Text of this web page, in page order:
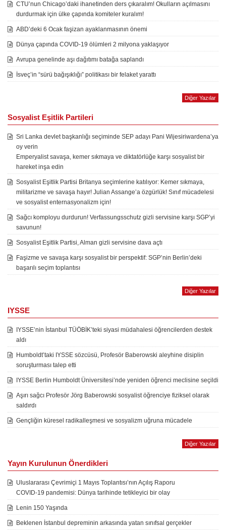
CTU’nun Chicago’daki ihanetinden ders çıkaralım! Okulların açılmasını
durdurmak için ülke çapında komiteler kuralım!
ABD’deki 6 Ocak faşizan ayaklanmasının önemi
Dünya çapında COVID-19 ölümleri 2 milyona yaklaşıyor
Avrupa genelinde aşı dağıtımı batağa saplandı
İsveç’in “sürü bağışıklığı” politikası bir felaket yarattı
Diğer Yazılar
Sosyalist Eşitlik Partileri
Sri Lanka devlet başkanlığı seçiminde SEP adayı Pani Wijesiriwardena’ya
oy verin
Emperyalist savaşa, kemer sıkmaya ve diktatörlüğe karşı sosyalist bir
hareket inşa edin
Sosyalist Eşitlik Partisi Britanya seçimlerine katılıyor: Kemer sıkmaya,
militarizme ve savaşa hayır! Julian Assange’a özgürlük! Sınıf mücadelesi
ve sosyalist enternasyonalizm için!
Sağcı komployu durdurun! Verfassungsschutz gizli servisine karşı SGP’yi
savunun!
Sosyalist Eşitlik Partisi, Alman gizli servisine dava açtı
Faşizme ve savaşa karşı sosyalist bir perspektif: SGP’nin Berlin’deki
başarılı seçim toplantısı
Diğer Yazılar
IYSSE
IYSSE’nin İstanbul TÜÖBİK’teki siyasi müdahalesi öğrencilerden destek
aldı
Humboldt’taki IYSSE sözcüsü, Profesör Baberowski aleyhine disiplin
soruşturması talep etti
IYSSE Berlin Humboldt Üniversitesi’nde yeniden öğrenci meclisine seçildi
Aşırı sağcı Profesör Jörg Baberowski sosyalist öğrenciye fiziksel olarak
saldırdı
Gençliğin küresel radikalleşmesi ve sosyalizm uğruna mücadele
Diğer Yazılar
Yayın Kurulunun Önerdikleri
Uluslararası Çevrimiçi 1 Mayıs Toplantısı’nın Açılış Raporu
COVID-19 pandemisi: Dünya tarihinde tetikleyici bir olay
Lenin 150 Yaşında
Beklenen İstanbul depreminin arkasında yatan sınıfsal gerçekler